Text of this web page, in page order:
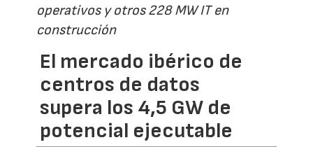
operativos y otros 228 MW IT en
construcción
El mercado ibérico de
centros de datos
supera los 4,5 GW de
potencial ejecutable